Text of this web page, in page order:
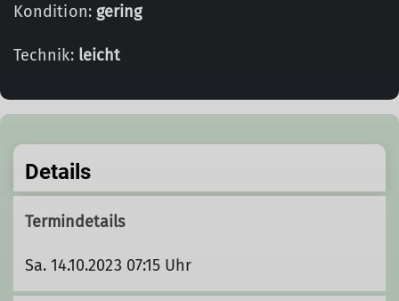
Kondition: gering
Technik: leicht
Details
Termindetails
Sa. 14.10.2023 07:15 Uhr